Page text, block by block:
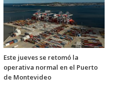
Este jueves se retomó la
operativa normal en el Puerto
de Montevideo